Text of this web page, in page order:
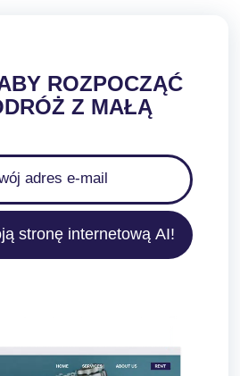
ROZPOCZĄĆ
Z MAŁĄ
stronę internetową AI!